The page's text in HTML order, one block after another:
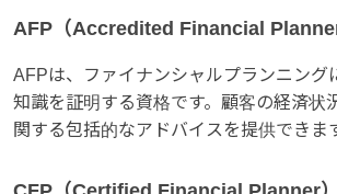
AFP（Accredited Financial Planner
AFPは、ファイナンシャルプランニング
知識を証明する資格です。顧客の経済状
関する包括的なアドバイスを提供できま